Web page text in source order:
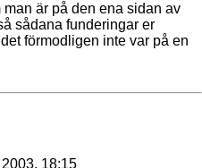
är på den ena sidan av
sådana funderingar er
förmodligen inte var på en
18:15